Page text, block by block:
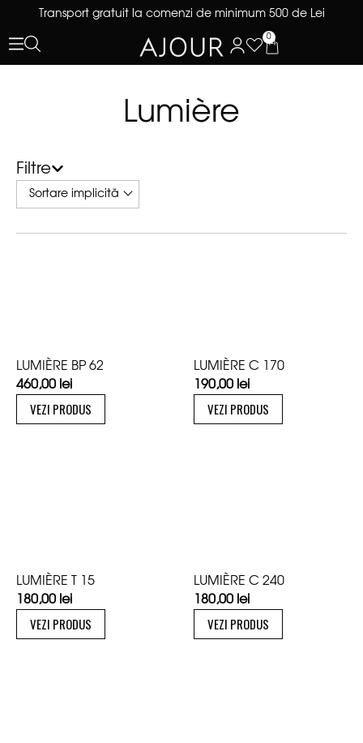
Transport gratuit la comenzi de minimum 500 de Lei
0
Lumière
Filtre
LUMIÈRE BP 62
460,00 lei
VEZI PRODUS
LUMIÈRE C 170
190,00 lei
VEZI PRODUS
LUMIÈRE T 15
180,00 lei
VEZI PRODUS
LUMIÈRE C 240
180,00 lei
VEZI PRODUS